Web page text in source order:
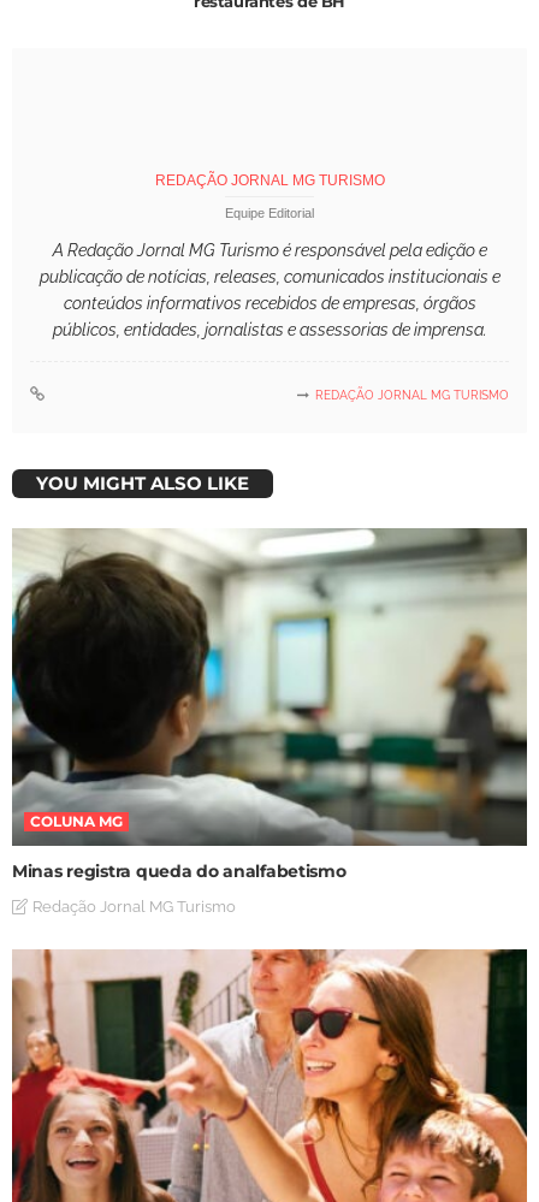
REDAÇÃO JORNAL MG TURISMO
Equipe Editorial
A Redação Jornal MG Turismo é responsável pela edição e
publicação de notícias, releases, comunicados institucionais e
conteúdos informativos recebidos de empresas, órgãos
públicos, entidades, jornalistas e assessorias de imprensa.
REDAÇÃO JORNAL MG TURISMO
YOU MIGHT ALSO LIKE
COLUNA MG
Minas registra queda do analfabetismo
Redação Jornal MG Turismo